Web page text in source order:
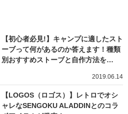
【初心者必見!】キャンプに適したスト
ーブって何があるのか答えます！種類
別おすすめストーブと自作方法を…
2019.06.14
【LOGOS（ロゴス）】レトロでオシ
ャレなSENGOKU ALADDINとのコラ